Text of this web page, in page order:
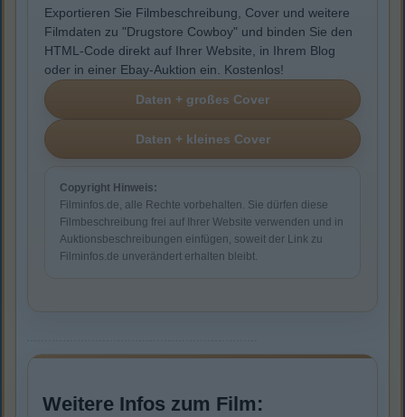
Exportieren Sie Filmbeschreibung, Cover und weitere
Filmdaten zu "Drugstore Cowboy" und binden Sie den
HTML-Code direkt auf Ihrer Website, in Ihrem Blog
oder in einer Ebay-Auktion ein. Kostenlos!
Copyright Hinweis:
Filminfos.de, alle Rechte vorbehalten. Sie dürfen diese
Filmbeschreibung frei auf Ihrer Website verwenden und in
Auktionsbeschreibungen einfügen, soweit der Link zu
Filminfos.de unverändert erhalten bleibt.
Weitere Infos zum Film: